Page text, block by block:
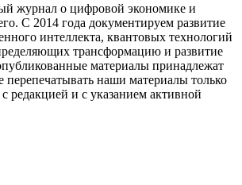
журнал о цифровой экономике и
С 2014 года документируем развитие
интеллекта, квантовых технологий
трансформацию и развитие
материалы принадлежат
наши материалы только
с редакцией и с указанием активной